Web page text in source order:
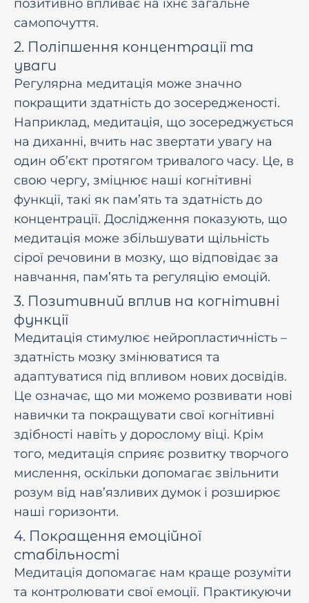
позитивно впливає на їхнє загальне
самопочуття.
2. Поліпшення концентрації та
уваги
Регулярна медитація може значно
покращити здатність до зосередженості.
Наприклад, медитація, що зосереджується
на диханні, вчить нас звертати увагу на
один об’єкт протягом тривалого часу. Це, в
свою чергу, зміцнює наші когнітивні
функції, такі як пам’ять та здатність до
концентрації. Дослідження показують, що
медитація може збільшувати щільність
сірої речовини в мозку, що відповідає за
навчання, пам’ять та регуляцію емоцій.
3. Позитивний вплив на когнітивні
функції
Медитація стимулює нейропластичність –
здатність мозку змінюватися та
адаптуватися під впливом нових досвідів.
Це означає, що ми можемо розвивати нові
навички та покращувати свої когнітивні
здібності навіть у дорослому віці. Крім
того, медитація сприяє розвитку творчого
мислення, оскільки допомагає звільнити
розум від нав’язливих думок і розширює
наші горизонти.
4. Покращення емоційної
стабільності
Медитація допомагає нам краще розуміти
та контролювати свої емоції. Практикуючи